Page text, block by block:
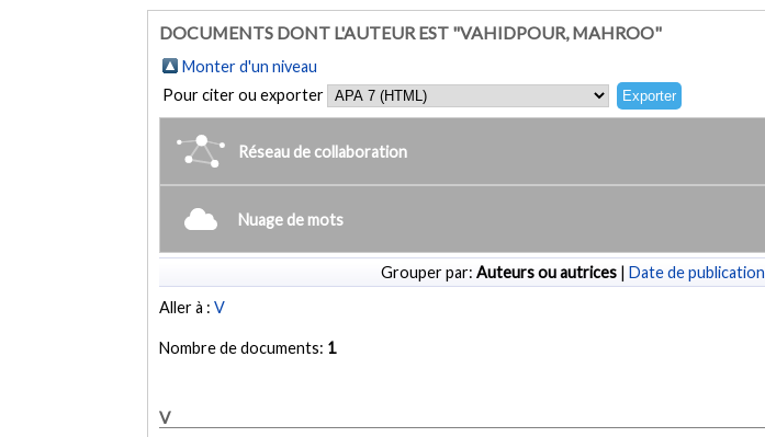
DOCUMENTS DONT L'AUTEUR EST "VAHIDPOUR, MAHROO"
Monter d'un niveau
Pour citer ou exporter
Réseau de collaboration
Nuage de mots
Grouper par: Auteurs ou autrices | Date de publication
Aller à :V
Nombre de documents: 1
V